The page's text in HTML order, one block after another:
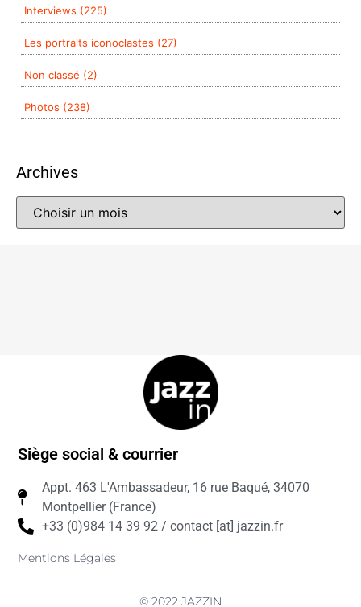
Interviews (225)
Les portraits iconoclastes (27)
Non classé (2)
Photos (238)
Archives
Siège social & courrier
Appt. 463 L'Ambassadeur, 16 rue Baqué, 34070
Montpellier (France)
+33 (0)984 14 39 92 / contact [at] jazzin.fr
Mentions Légales
© 2022 JAZZIN